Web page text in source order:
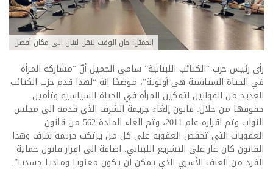
الجميّل: حان الوقت لنقل لبنان الى مكان أفضل
رأى رئيس حزب “الكتائب اللبنانية” سامي الجميل أنّ “مشاركة المرأة
في الحياة السياسية هي أولوية”، موضحًا انه “لهذا قدم حزب الكتائب
العديد من القوانين لتمكين المرأة في الحياة السياسية وتأمين
حقوقها من خلال: قانون إلغاء جريمة الشرف الذي قدمه الى مجلس
النواب وتم اقراره عام 2011، وتم الغاء المادة 562 من قانون
العقوبات التي تخفض العقوبة على كل من يرتكب جريمة شرف وهذا
القانون كان عار على التشريع اللبناني، اضافة الى اقرار قانون حماية
الفرد من العنف الأسري الذي يمكن ان يكون معنويا وماديا جسديا”.